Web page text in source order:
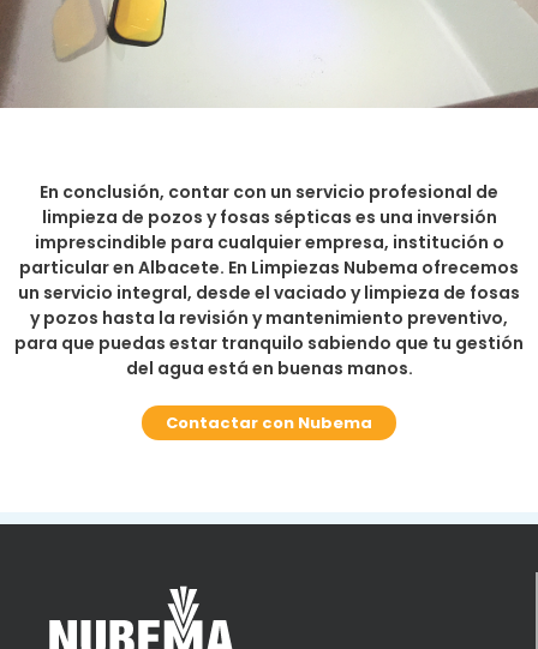
En conclusión, contar con un servicio profesional de
limpieza de pozos y fosas sépticas es una inversión
imprescindible para cualquier empresa, institución o
particular en Albacete. En Limpiezas Nubema ofrecemos
un servicio integral, desde el vaciado y limpieza de fosas
y pozos hasta la revisión y mantenimiento preventivo,
para que puedas estar tranquilo sabiendo que tu gestión
del agua está en buenas manos.
Contactar con Nubema